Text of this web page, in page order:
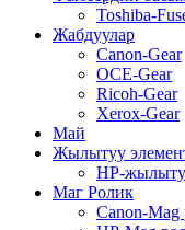
Toshiba-
Жабдуулар
Canon-Gear
OCE-Gear
Ricoh-Gear
Xerox-Gear
Май
Жылытуу
HP-
Маг Ролик
Canon-Mag